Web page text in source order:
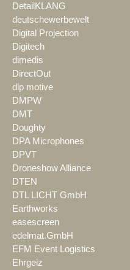
DetailKLANG
deutschewerbewelt
Digital Projection
Digitech
dimedis
DirectOut
dlp motive
DMPW
DMT
Doughty
DPA Microphones
DPVT
Droneshow Alliance
DTEN
DTL LICHT GmbH
Earthworks
easescreen
edelmat.GmbH
EFM Event Logistics
Ehrgeiz